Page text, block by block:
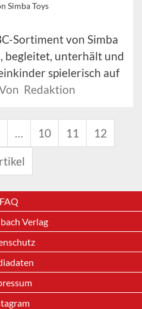
Simba Toys
Sortiment von Simba
begleitet, unterhält und
spielerisch auf
Redaktion
… 10 11 12
FAQ
Verlag